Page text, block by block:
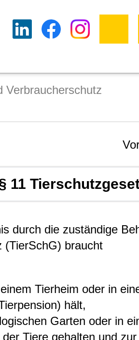
Verbraucherschutz
11
durch die zuständige
(TierSchG) braucht
Tierheim oder in
hält,
Garten oder in
Tiere gehalten und zur